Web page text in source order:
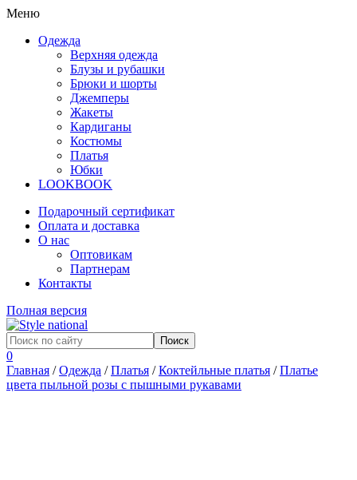
Меню
Одежда
Верхняя одежда
Блузы и рубашки
Брюки и шорты
Джемперы
Жакеты
Кардиганы
Костюмы
Платья
Юбки
LOOKBOOK
Подарочный сертификат
Оплата и доставка
О нас
Оптовикам
Партнерам
Контакты
Полная версия
0
Главная /Одежда /Платья /Коктейльные платья /Платье
цвета пыльной розы с пышными рукавами